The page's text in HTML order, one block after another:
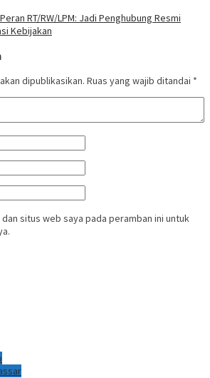
RT/RW/LPM: Jadi Penghubung Resmi
Kebijakan
dipublikasikan. Ruas yang wajib ditandai *
situs web saya pada peramban ini untuk